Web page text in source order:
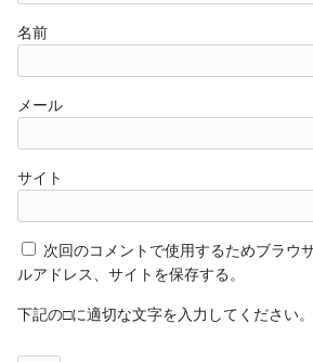
名前
メール
サイト
次回のコメントで使用するためブラウ
ルアドレス、サイトを保存する。
下記の□に適切な文字を入力してください。